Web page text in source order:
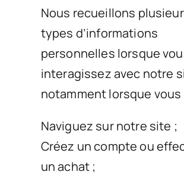
Nous recueillons
types d’informations
personnelles lorsque
interagissez avec notre
notamment lorsque vous
Naviguez sur notre site ;
Créez un compte ou
un achat ;